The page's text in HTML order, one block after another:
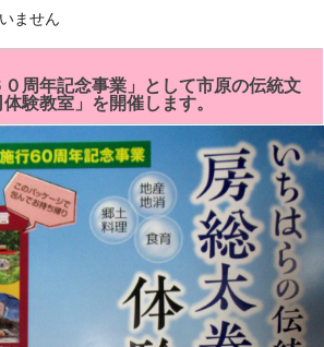
ません
０周年記念事業」として市原の伝統文
験教室」を開催します。